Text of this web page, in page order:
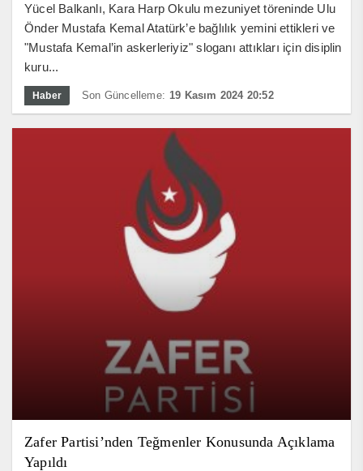
Yücel Balkanlı, Kara Harp Okulu mezuniyet töreninde Ulu
Önder Mustafa Kemal Atatürk’e bağlılık yemini ettikleri ve
"Mustafa Kemal’in askerleriyiz" sloganı attıkları için disiplin
kuru...
Haber Son Güncelleme: 19 Kasım 2024 20:52
Zafer Partisi’nden Teğmenler Konusunda Açıklama
Yapıldı